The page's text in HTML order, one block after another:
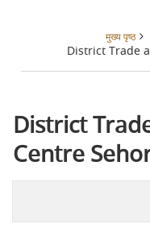
मुख्य पृष्ठ
District Trade
District
Centre